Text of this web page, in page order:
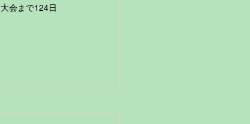
大会まで124日